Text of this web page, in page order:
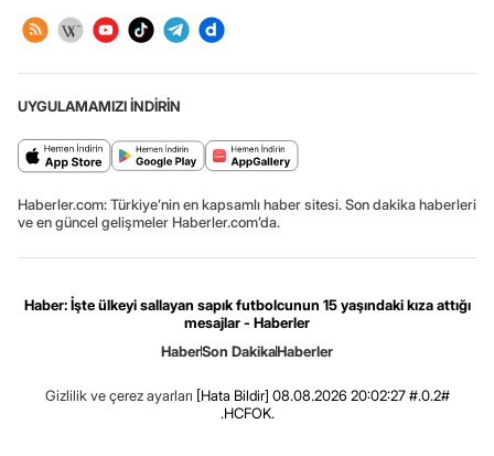
UYGULAMAMIZI İNDİRİN
Haberler.com: Türkiye’nin en kapsamlı haber sitesi. Son dakika haberleri
ve en güncel gelişmeler Haberler.com’da.
Haber: İşte ülkeyi sallayan sapık futbolcunun 15 yaşındaki kıza attığı
mesajlar - Haberler
HaberSon DakikaHaberler
Gizlilik ve çerez ayarları [Hata Bildir] 08.08.2026 20:02:27 #.0.2#
.HCFOK.